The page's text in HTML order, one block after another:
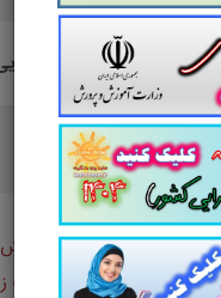
) ویژه مدارس
در واقع سامانه سیدای
دانش آموزان کمک